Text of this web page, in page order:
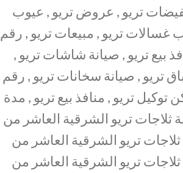
تريو , عروض تريو , عيوب
غسالات تريو , مبيعات تريو , رقم
بيع تريو , صيانة شاشات تريو ,
تريو , صيانة سخانات تريو , رقم
توكيل تريو , منافذ بيع تريو , مدة
ثلاجات تريو الشرقية العاشر من
تريو الشرقية العاشر من
تريو الشرقية العاشر من